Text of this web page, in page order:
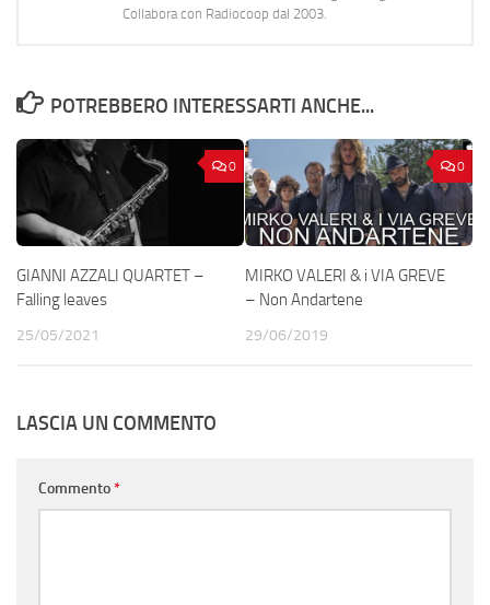
Collabora con Radiocoop dal 2003.
POTREBBERO INTERESSARTI ANCHE...
0
GIANNI AZZALI QUARTET –
Falling leaves
25/05/2021
0
MIRKO VALERI & i VIA GREVE
– Non Andartene
29/06/2019
LASCIA UN COMMENTO
Commento*